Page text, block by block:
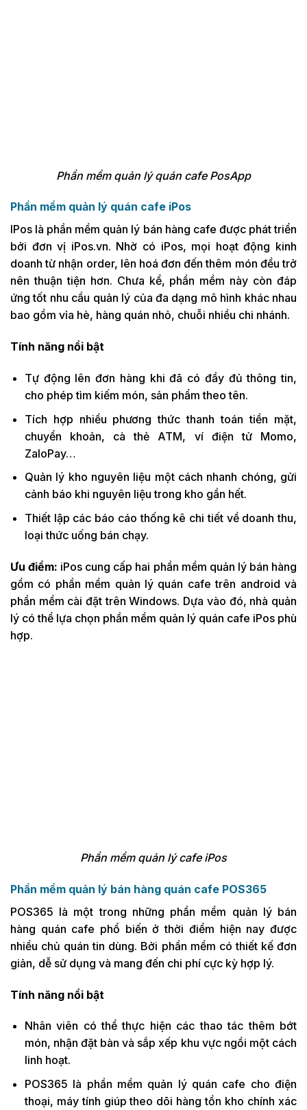
Phần mềm quản lý quán cafe PosApp
Phần mềm quản lý quán cafe iPos
IPos là phần mềm quản lý bán hàng cafe được phát triển
bởi đơn vị iPos.vn. Nhờ có iPos, mọi hoạt động kinh
doanh từ nhận order, lên hoá đơn đến thêm món đều trở
nên thuận tiện hơn. Chưa kể, phần mềm này còn đáp
ứng tốt nhu cầu quản lý của đa dạng mô hình khác nhau
bao gồm vỉa hè, hàng quán nhỏ, chuỗi nhiều chi nhánh.
Tính năng nổi bật
Tự động lên đơn hàng khi đã có đầy đủ thông tin,
cho phép tìm kiếm món, sản phẩm theo tên.
Tích hợp nhiều phương thức thanh toán tiền mặt,
chuyển khoản, cà thẻ ATM, ví điện tử Momo,
ZaloPay…
Quản lý kho nguyên liệu một cách nhanh chóng, gửi
cảnh báo khi nguyên liệu trong kho gần hết.
Thiết lập các báo cáo thống kê chi tiết về doanh thu,
loại thức uống bán chạy.
Ưu điểm: iPos cung cấp hai phần mềm quản lý bán hàng
gồm có phần mềm quản lý quán cafe trên android và
phần mềm cài đặt trên Windows. Dựa vào đó, nhà quản
lý có thể lựa chọn phần mềm quản lý quán cafe iPos phù
hợp.
Phần mềm quản lý cafe iPos
Phần mềm quản lý bán hàng quán cafe POS365
POS365 là một trong những phần mềm quản lý bán
hàng quán cafe phổ biến ở thời điểm hiện nay được
nhiều chủ quán tin dùng. Bởi phần mềm có thiết kế đơn
giản, dễ sử dụng và mang đến chi phí cực kỳ hợp lý.
Tính năng nổi bật
Nhân viên có thể thực hiện các thao tác thêm bớt
món, nhận đặt bàn và sắp xếp khu vực ngồi một cách
linh hoạt.
POS365 là phần mềm quản lý quán cafe cho điện
thoại, máy tính giúp theo dõi hàng tồn kho chính xác